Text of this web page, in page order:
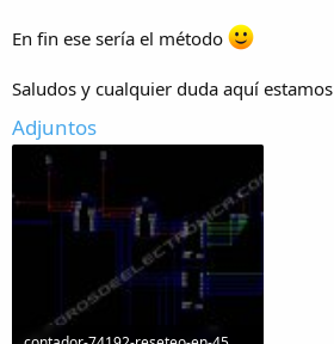
En fin ese sería el método
Saludos y cualquier duda aquí estamos
Adjuntos